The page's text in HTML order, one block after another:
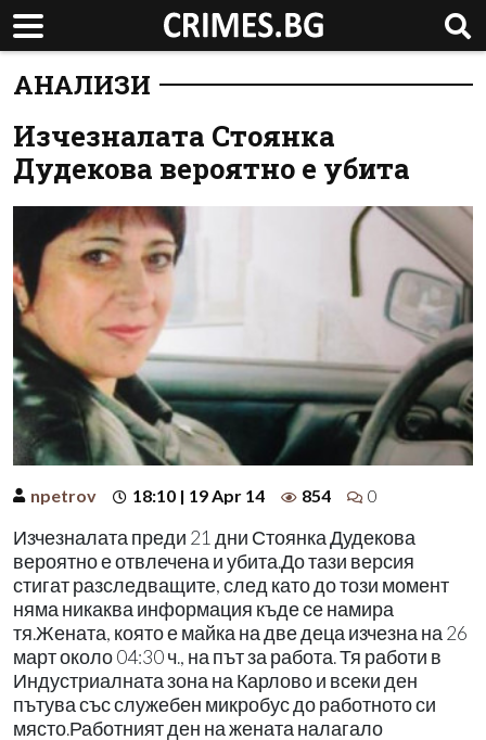
АНАЛИЗИ
Изчезналата Стоянка
Дудекова вероятно е убита
npetrov 18:10 | 19 Apr 14 854 0
Изчезналата преди 21 дни Стоянка Дудекова
вероятно е отвлечена и убита.До тази версия
стигат разследващите, след като до този момент
няма никаква информация къде се намира
тя.Жената, която е майка на две деца изчезна на 26
март около 04:30 ч., на път за работа. Тя работи в
Индустриалната зона на Карлово и всеки ден
пътува със служебен микробус до работното си
място.Работният ден на жената налагало